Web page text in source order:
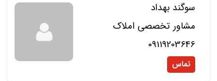
سوگند بهداد
مشاور تخصصی املاک
09119203646
تماس